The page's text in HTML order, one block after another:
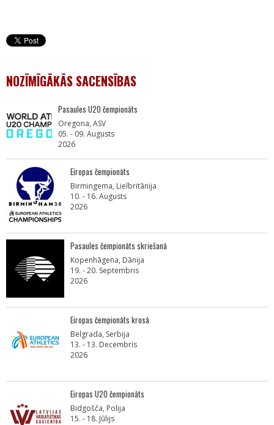
NOZĪMĪGĀKĀS SACENSĪBAS
Pasaules U20 čempionāts
Oregona, ASV
05. - 09. Augusts
2026
Eiropas čempionāts
Birmingema, Lielbritānija
10. - 16. Augusts
2026
Pasaules čempionāts skriešanā
Kopenhāgena, Dānija
19. - 20. Septembris
2026
Eiropas čempionāts krosā
Belgrada, Serbija
13. - 13. Decembris
2026
Eiropas U20 čempionāts
Bidgošča, Polija
15. - 18. Jūlijs